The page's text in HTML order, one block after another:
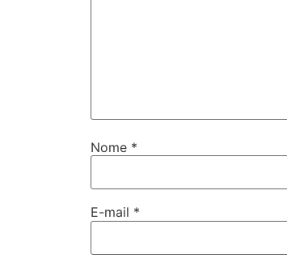
Nome *
E-mail *